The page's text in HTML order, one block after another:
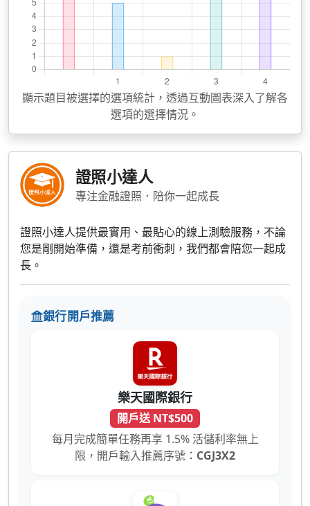
顯示題目被選擇的選項統計，透過互動圖表深入了解各
選項的選擇情況。
證照小達人
專注金融證照．陪你一起成長
證照小達人提供最實用、最貼心的線上測驗服務，不論
您是剛開始準備，還是考前衝刺，我們都會陪您一起成
長。
銀行開戶推薦
樂天國際銀行
開戶送 NT$500
每月完成簡單任務再享 1.5% 活儲利率無上
限，開戶輸入推薦序號： CGJ3X2